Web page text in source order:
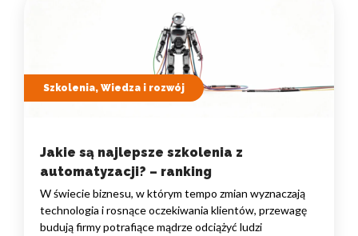
Szkolenia, Wiedza i rozwój
Jakie są najlepsze szkolenia z
automatyzacji? – ranking
W świecie biznesu, w którym tempo zmian wyznaczają
technologia i rosnące oczekiwania klientów, przewagę
budują firmy potrafiące mądrze odciążyć ludzi